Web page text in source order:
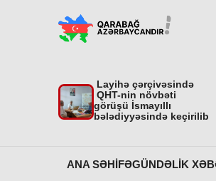
Layihə çərçivəsində
QHT-nin növbəti
görüşü İsmayıllı
bələdiyyəsində keçirilib
ANA SƏHIFƏGÜNDƏLIK
edir
Dövlət Xidmətinin
suallar yaratdı
Məhkəmə prosesi ilə